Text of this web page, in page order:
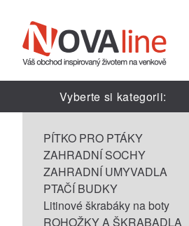
Vyberte si kategorii:
PÍTKO PRO PTÁKY
ZAHRADNÍ SOCHY
ZAHRADNÍ UMYVADLA
PTAČÍ BUDKY
Litinové škrabáky na boty
ROHOŽKY A ŠKRABADLA